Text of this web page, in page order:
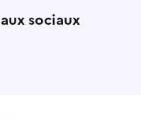
sociaux